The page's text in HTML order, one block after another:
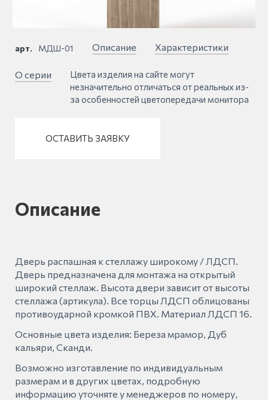
арт. МДШ-01 Описание Характеристики
О серии
Цвета изделия на сайте могут
незначительно отличаться от реальных из-
за особенностей цветопередачи монитора
ОСТАВИТЬ ЗАЯВКУ
Описание
Дверь распашная к стеллажу широкому / ЛДСП.
Дверь предназначена для монтажа на открытый
широкий стеллаж. Высота двери зависит от высоты
стеллажа (артикула). Все торцы ЛДСП облицованы
противоударной кромкой ПВХ. Материал ЛДСП 16.
Основные цвета изделия: Береза мрамор, Дуб
кальяри, Сканди.
Возможно изготавление по индивидуальным
размерам и в других цветах, подробную
информацию уточняте у менеджеров по номеру,